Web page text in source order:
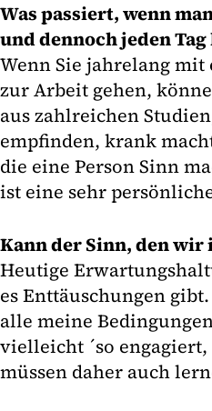
Was passiert, wenn
und dennoch jeden
Wenn Sie jahrelang
zur Arbeit gehen,
aus zahlreichen
empfinden, krank
die eine Person Sinn
ist eine sehr
Kann der Sinn, den wir
Heutige
es Enttäuschungen
alle meine
vielleicht ´so
müssen daher auch